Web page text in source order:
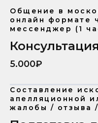
Общение в
онлайн формате
мессенджер (1
Консультация
5.000₽
Составление
апелляционной
жалобы / отзыва